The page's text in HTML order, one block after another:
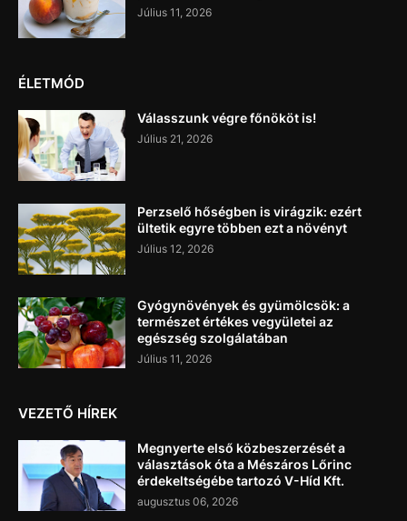
Július 11, 2026
ÉLETMÓD
Válasszunk végre főnököt is!
Július 21, 2026
Perzselő hőségben is virágzik: ezért
ültetik egyre többen ezt a növényt
Július 12, 2026
Gyógynövények és gyümölcsök: a
természet értékes vegyületei az
egészség szolgálatában
Július 11, 2026
VEZETŐ HÍREK
Megnyerte első közbeszerzését a
választások óta a Mészáros Lőrinc
érdekeltségébe tartozó V-Híd Kft.
augusztus 06, 2026